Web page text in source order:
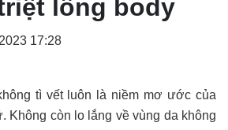
lông body
17:28
tì vết luôn là niềm mơ ước của
Không còn lo lắng về vùng da không